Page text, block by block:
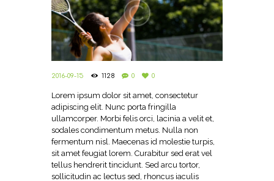
2016-09-15 1128 0 0
Lorem ipsum dolor sit amet, consectetur
adipiscing elit. Nunc porta fringilla
ullamcorper. Morbi felis orci, lacinia a velit et,
sodales condimentum metus. Nulla non
fermentum nisl. Maecenas id molestie turpis,
sit amet feugiat lorem. Curabitur sed erat vel
tellus hendrerit tincidunt. Sed arcu tortor,
sollicitudin ac lectus sed, rhoncus iaculis